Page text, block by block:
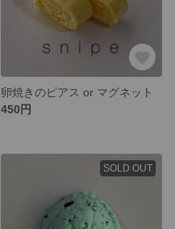
卵焼きのピアス or マグネット
450円
SOLD OUT